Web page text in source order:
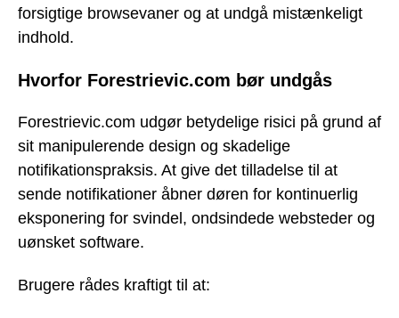
forsigtige browsevaner og at undgå mistænkeligt
indhold.
Hvorfor Forestrievic.com bør undgås
Forestrievic.com udgør betydelige risici på grund af
sit manipulerende design og skadelige
notifikationspraksis. At give det tilladelse til at
sende notifikationer åbner døren for kontinuerlig
eksponering for svindel, ondsindede websteder og
uønsket software.
Brugere rådes kraftigt til at: